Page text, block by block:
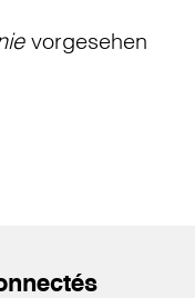
vorgesehen